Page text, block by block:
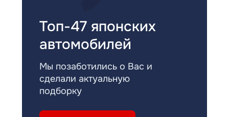
Топ-47 японских
автомобилей
Мы позаботились о Вас и
сделали актуальную
подборку